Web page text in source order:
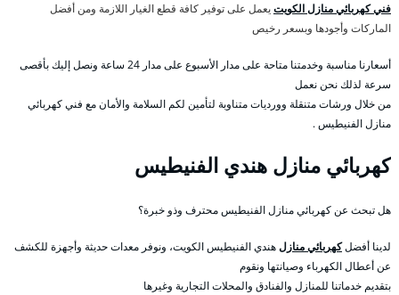
فني كهربائي منازل الكويتيعمل على توفير كافة قطع الغيار اللازمة ومن أفضل
الماركات وأجودها وبسعر رخيص
أسعارنا مناسبة وخدمتنا متاحة على مدار الأسبوع على مدار 24 ساعة ونصل إليك بأقصى
سرعة لذلك نحن نعمل
من خلال ورشات متنقلة وورديات متناوبة لتأمين لكم السلامة والأمان مع فني كهربائي
منازل الفنيطيس .
كهربائي منازل هندي الفنيطيس
هل تبحث عن كهربائي منازل الفنيطيس محترف وذو خبرة؟
لدينا أفضلكهربائي منازلهندي الفنيطيس الكويت، ونوفر معدات حديثة وأجهزة للكشف
عن أعطال الكهرباء وصيانتها ونقوم
بتقديم خدماتنا للمنازل والفنادق والمحلات التجارية وغيرها